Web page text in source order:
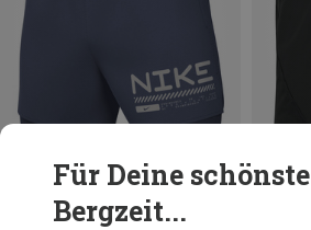
Du sparst 12%
Für Deine schönste
Bergzeit...